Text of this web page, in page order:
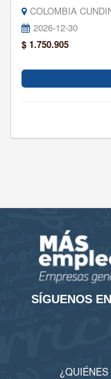
COLOMBIA
2026-12-30
$ 1.750.905
SÍGUENOS EN